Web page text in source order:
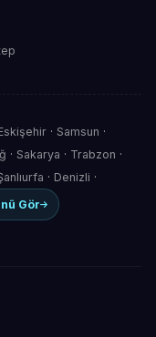
· Samsun ·
· Sakarya · Trabzon ·
· Denizli ·
Gör